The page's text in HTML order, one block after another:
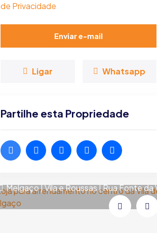
de Privacidade
Enviar e-mail
Ligar Whatsapp
Partilhe esta Propriedade
Loja para arrendamento no
Melgaço | Vila e Roussas | Rua Fonte da